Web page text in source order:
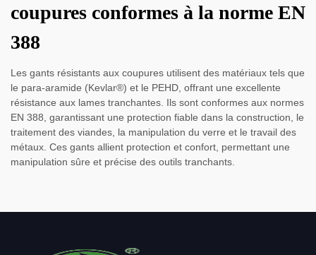
coupures conformes à la norme EN
388
Les gants résistants aux coupures utilisent des matériaux tels que
le para-aramide (Kevlar®) et le PEHD, offrant une excellente
résistance aux lames tranchantes. Ils sont conformes aux normes
EN 388, garantissant une protection fiable dans la construction, le
traitement des viandes, la manipulation du verre et le travail des
métaux. Ces gants allient protection et confort, permettant une
manipulation sûre et précise des outils tranchants.